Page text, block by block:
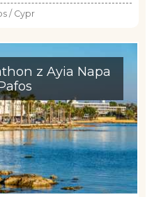
/ Cypr
z Ayia Napa